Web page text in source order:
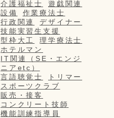
介護福祉士
遊戯関連
設備
作業療法士
行政関連
デザイナー
技能実習生支援
型枠大工
理学療法士
ホテルマン
IT関連（SE・エンジ
ニアetc）
言語聴覚士
トリマー
スポーツクラブ
販売・接客
コンクリート技師
機能訓練指導員